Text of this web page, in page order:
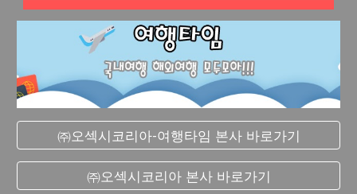
㈜오섹시코리아-여행타임 본사 바로가기
㈜오섹시코리아 본사 바로가기